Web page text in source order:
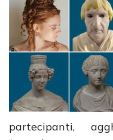
partecipanti,